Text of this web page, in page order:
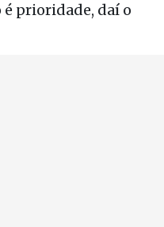
é prioridade, daí o